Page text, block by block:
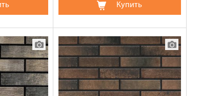
Купить